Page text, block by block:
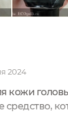
2024
кожи
средство,